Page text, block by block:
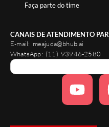
Faça parte do time
CANAIS DE ATENDIMENTO
E-mail: meajuda@bhub.ai
WhatsApp: (11) 93946-2580